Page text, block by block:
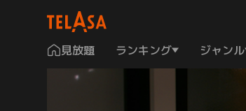
見放題 ランキング ジャンル